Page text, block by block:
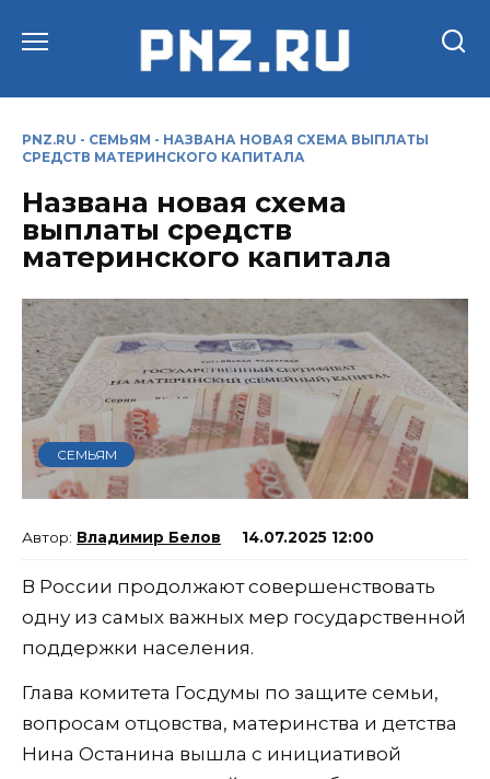
PNZ.RU - СЕМЬЯМ - НАЗВАНА НОВАЯ СХЕМА ВЫПЛАТЫ
СРЕДСТВ МАТЕРИНСКОГО КАПИТАЛА
Названа новая схема
выплаты средств
материнского капитала
СЕМЬЯМ
Владимир Белов 14.07.2025 12:00
В России продолжают совершенствовать
одну из самых важных мер государственной
поддержки населения.
Глава комитета Госдумы по защите семьи,
вопросам отцовства, материнства и детства
Нина Останина вышла с инициативой